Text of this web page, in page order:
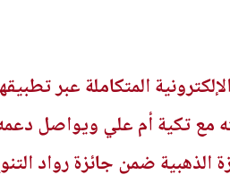
المتكاملة عبر
تكية أم علي ويواصل دعمه
ضمن جائزة رواد التنوع